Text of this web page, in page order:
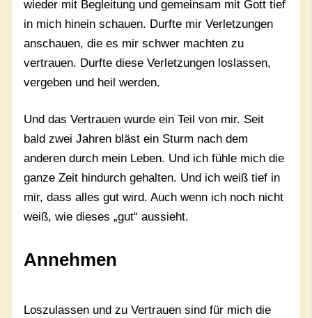
wieder mit Begleitung und gemeinsam mit Gott tief
in mich hinein schauen. Durfte mir Verletzungen
anschauen, die es mir schwer machten zu
vertrauen. Durfte diese Verletzungen loslassen,
vergeben und heil werden.
Und das Vertrauen wurde ein Teil von mir. Seit
bald zwei Jahren bläst ein Sturm nach dem
anderen durch mein Leben. Und ich fühle mich die
ganze Zeit hindurch gehalten. Und ich weiß tief in
mir, dass alles gut wird. Auch wenn ich noch nicht
weiß, wie dieses „gut“ aussieht.
Annehmen
Loszulassen und zu Vertrauen sind für mich die